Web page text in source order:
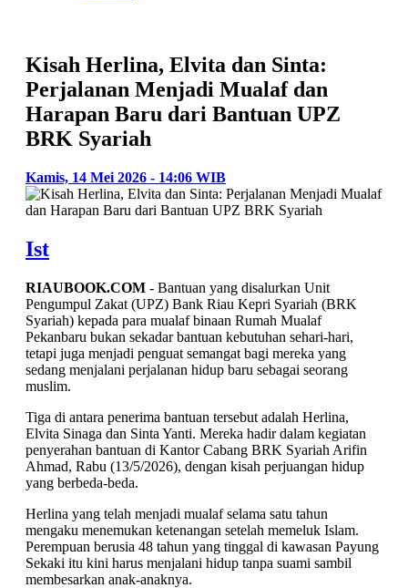
Kisah Herlina, Elvita dan Sinta:
Perjalanan Menjadi Mualaf dan
Harapan Baru dari Bantuan UPZ
BRK Syariah
Kamis, 14 Mei 2026 - 14:06 WIB
Ist
RIAUBOOK.COM - Bantuan yang disalurkan Unit
Pengumpul Zakat (UPZ) Bank Riau Kepri Syariah (BRK
Syariah) kepada para mualaf binaan Rumah Mualaf
Pekanbaru bukan sekadar bantuan kebutuhan sehari-hari,
tetapi juga menjadi penguat semangat bagi mereka yang
sedang menjalani perjalanan hidup baru sebagai seorang
muslim.
Tiga di antara penerima bantuan tersebut adalah Herlina,
Elvita Sinaga dan Sinta Yanti. Mereka hadir dalam kegiatan
penyerahan bantuan di Kantor Cabang BRK Syariah Arifin
Ahmad, Rabu (13/5/2026), dengan kisah perjuangan hidup
yang berbeda-beda.
Herlina yang telah menjadi mualaf selama satu tahun
mengaku menemukan ketenangan setelah memeluk Islam.
Perempuan berusia 48 tahun yang tinggal di kawasan Payung
Sekaki itu kini harus menjalani hidup tanpa suami sambil
membesarkan anak-anaknya.